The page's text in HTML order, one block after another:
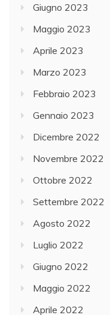
Giugno 2023
Maggio 2023
Aprile 2023
Marzo 2023
Febbraio 2023
Gennaio 2023
Dicembre 2022
Novembre 2022
Ottobre 2022
Settembre 2022
Agosto 2022
Luglio 2022
Giugno 2022
Maggio 2022
Aprile 2022